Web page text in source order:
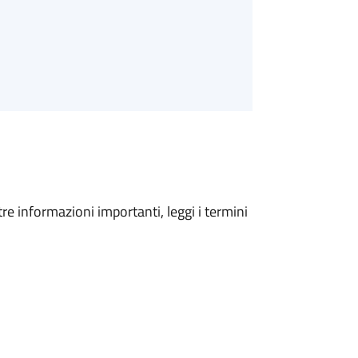
informazioni importanti, leggi i termini